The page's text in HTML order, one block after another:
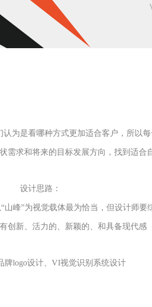
为是看哪种方式更加适合客户，所以
需求和将来的目标发展方向，找到适合
设计思路：
峰”为视觉载体最为恰当，但设计师要
创新、活力的、新颖的、和具备现代感
牌logo设计、VI视觉识别系统设计